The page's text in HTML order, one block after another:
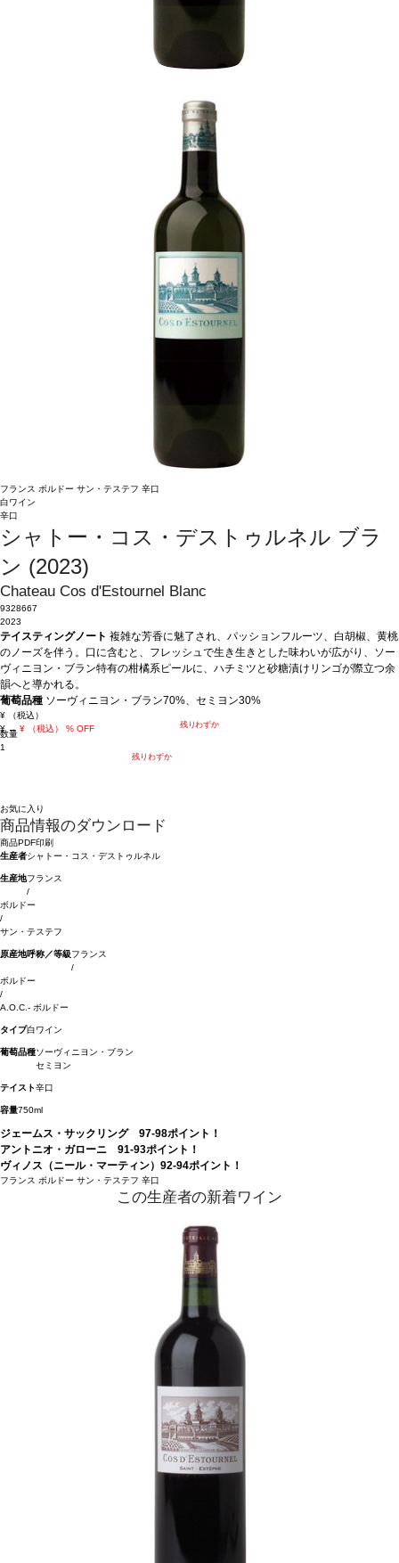
フランス ボルドー サン・テステフ 辛口
白ワイン
辛口
シャトー・コス・デストゥルネル ブラ
ン (2023)
Chateau Cos d'Estournel Blanc
9328667
2023
テイスティングノート 複雑な芳香に魅了され、パッションフルーツ、白胡椒、黄桃
のノーズを伴う。口に含むと、フレッシュで生き生きとした味わいが広がり、ソー
ヴィニヨン・ブラン特有の柑橘系ピールに、ハチミツと砂糖漬けリンゴが際立つ余
韻へと導かれる。
葡萄品種 ソーヴィニヨン・ブラン70%、セミヨン30%
¥
（税込）
¥ → ¥ （税込） % OFF 残りわずか
数量
1
残りわずか
お気に入り
商品情報のダウンロード
商品PDF印刷
生産者シャトー・コス・デストゥルネル
生産地フランス
/
ボルドー
/
サン・テステフ
原産地呼称／等級フランス
/
ボルドー
/
A.O.C.- ボルドー
タイプ白ワイン
葡萄品種ソーヴィニヨン・ブラン
セミヨン
テイスト辛口
容量750ml
ジェームス・サックリング 97-98ポイント！
アントニオ・ガローニ 91-93ポイント！
ヴィノス（ニール・マーティン）92-94ポイント！
フランス ボルドー サン・テステフ 辛口
この生産者の新着ワイン